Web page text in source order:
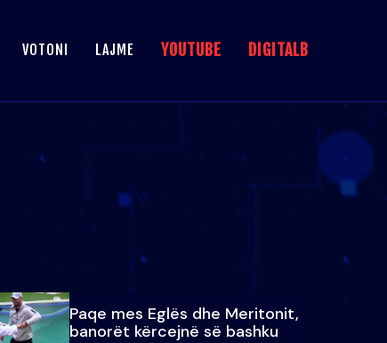
VOTONI LAJME YOUTUBE DIGITALB
Paqe mes Eglës dhe Meritonit,
banorët kërcejnë së bashku